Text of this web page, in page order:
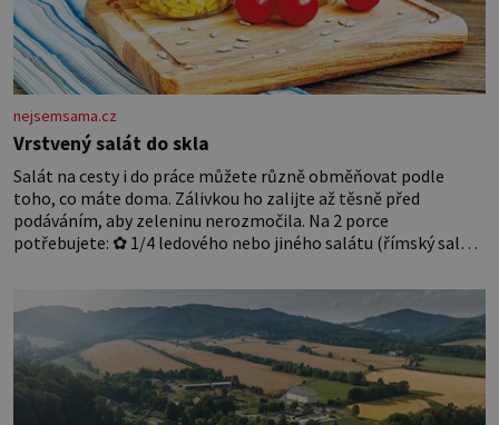
nejsemsama.cz
Vrstvený salát do skla
Salát na cesty i do práce můžete různě obměňovat podle
toho, co máte doma. Zálivkou ho zalijte až těsně před
podáváním, aby zeleninu nerozmočila. Na 2 porce
potřebujete: ✿ 1/4 ledového nebo jiného salátu (římský salát,
rajčata Zálivka: ✿ 4 lžíce olivového oleje ✿ 1 lžíci citronové
šťávy ✿ ½ stroužku